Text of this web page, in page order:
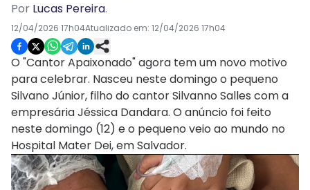
Por Lucas Pereira.
12/04/2026 17h04Atualizado em: 12/04/2026 17h04
O "Cantor Apaixonado" agora tem um novo motivo
para celebrar. Nasceu neste domingo o pequeno
Silvano Júnior, filho do cantor Silvanno Salles com a
empresária Jéssica Dandara. O anúncio foi feito
neste domingo (12) e o pequeno veio ao mundo no
Hospital Mater Dei, em Salvador.